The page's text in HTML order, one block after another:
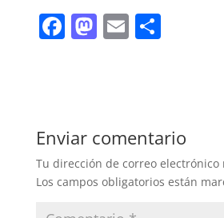
F
b
o
o
M
d
o
n
E C
ar
tir
Enviar comentario
Tu dirección de correo electrónico
Los campos obligatorios están